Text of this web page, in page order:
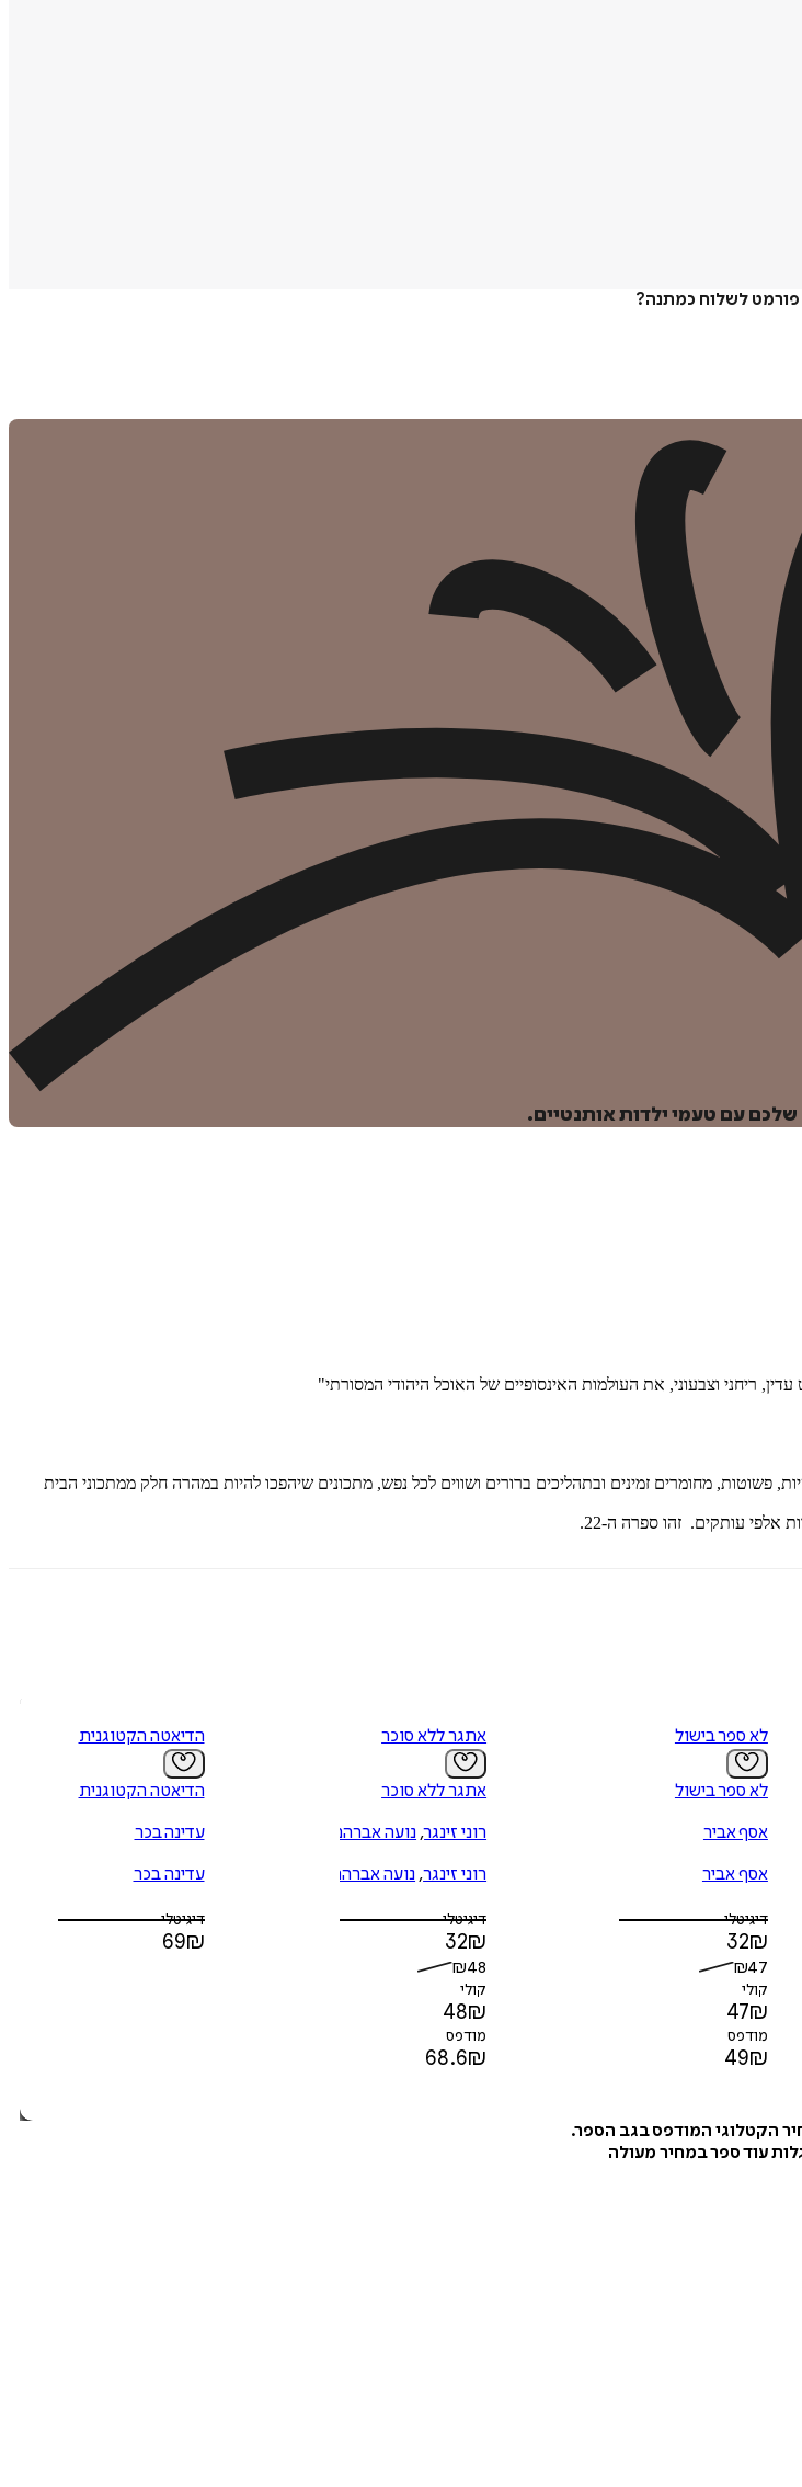
פורמט לשלוח כמתנה?
איזה פורמט בא לך?
עם טעמי ילדות אותנטיים.
ריחני וצבעוני, את העולמות האינסופיים של האוכל היהודי המסורתי"
פשוטות, מחומרים זמינים ובתהליכים ברורים ושווים לכל נפש, מתכונים שיהפכו להיות במהרה חלק ממתכוני הבית
לא ספר בישול
לא ספר בישול
אסף אביר
אסף אביר
דיגיטלי
32₪
₪47
קולי
47₪
מודפס
49₪
אתגר ללא סוכר
אתגר ללא סוכר
רוני זינגר, נועה אברהם
רוני זינגר, נועה אברהם
דיגיטלי
32₪
₪48
קולי
48₪
מודפס
68.6₪
הדיאטה הקטוגנית
הדיאטה הקטוגנית
עדינה בכר
עדינה בכר
דיגיטלי
69₪
הקטלוגי המודפס בגב הספר.
עוד ספר במחיר מעולה